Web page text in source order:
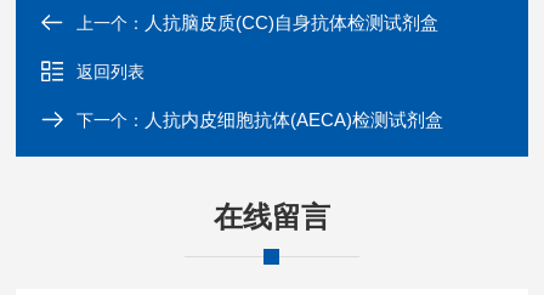
上一个： 人抗脑皮质(CC)自身抗体检测试剂盒
返回列表
下一个： 人抗内皮细胞抗体(AECA)检测试剂盒
在线留言